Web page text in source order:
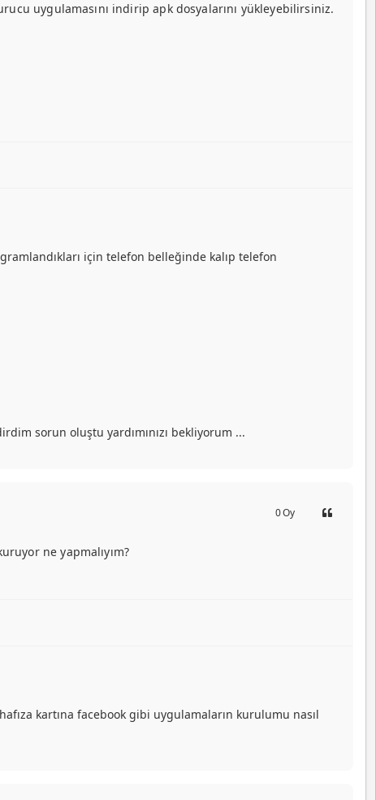
uygulamasını indirip apk dosyalarını yükleyebilirsiniz.
için telefon belleğinde kalıp telefon
sorun oluştu yardımınızı bekliyorum ...
0Oy
ne yapmalıyım?
kartına facebook gibi uygulamaların kurulumu nasıl